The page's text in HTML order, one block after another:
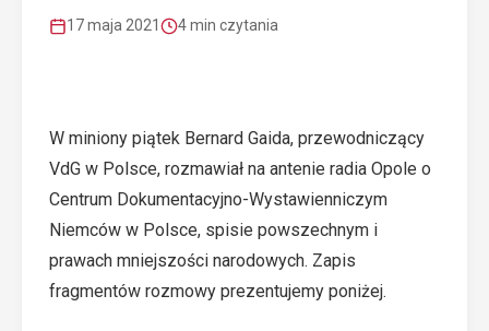
17 maja 2021 4 min czytania
W miniony piątek Bernard Gaida, przewodniczący
VdG w Polsce, rozmawiał na antenie radia Opole o
Centrum Dokumentacyjno-Wystawienniczym
Niemców w Polsce, spisie powszechnym i
prawach mniejszości narodowych. Zapis
fragmentów rozmowy prezentujemy poniżej.